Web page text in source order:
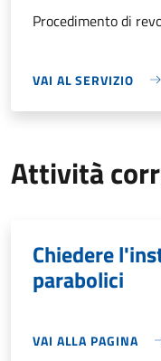
Procedimento di
VAI AL SERVIZIO
Attività
Chiedere
parabolici
VAI ALLA PAGINA